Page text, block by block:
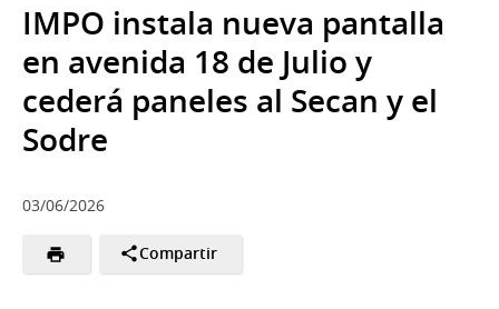
IMPO instala nueva pantalla
en avenida 18 de Julio y
cederá paneles al Secan y el
Sodre
03/06/2026
Compartir